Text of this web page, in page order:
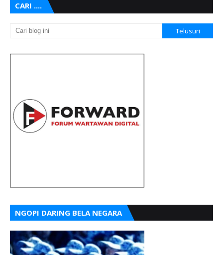
CARI ....
NGOPI DARING BELA NEGARA